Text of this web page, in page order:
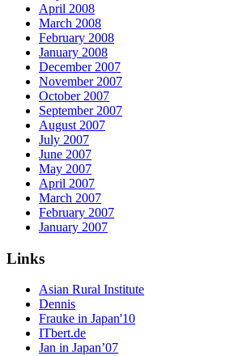
April 2008
March 2008
February 2008
January 2008
December 2007
November 2007
October 2007
September 2007
August 2007
July 2007
June 2007
May 2007
April 2007
March 2007
February 2007
January 2007
Links
Asian Rural Institute
Dennis
Frauke in Japan'10
ITbert.de
Jan in Japan’07